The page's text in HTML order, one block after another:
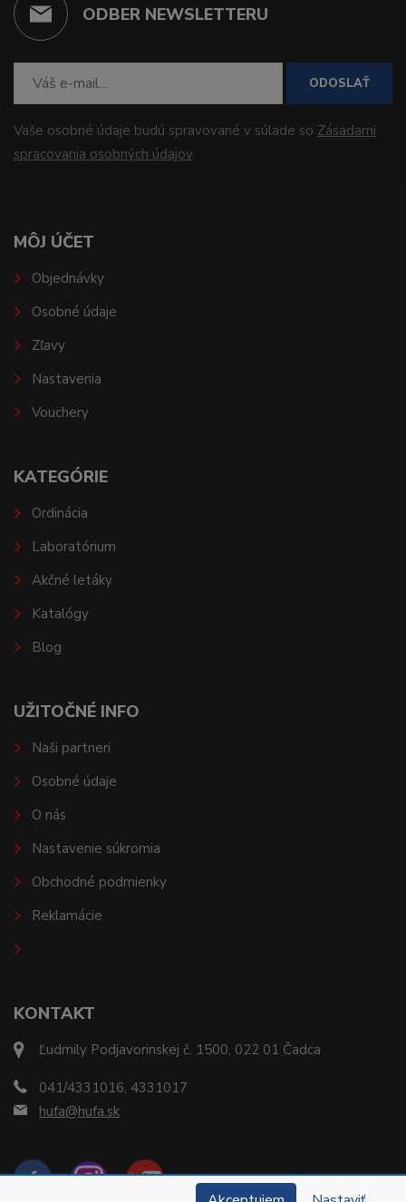
ODBER NEWSLETTERU
ODOSLAŤ
Vaše osobné údaje budú spravované v súlade so Zásadami
spracovania osobných údajov.
KONTAKT
Ľudmily Podjavorinskej č. 1500, 022 01 Čadca
041/4331016, 4331017
hufa@hufa.sk
MÔJ ÚČET
Objednávky
Osobné údaje
Zľavy
Nastavenia
Vouchery
KATEGÓRIE
Ordinácia
Laboratórium
Akčné letáky
Katalógy
Blog
UŽITOČNÉ INFO
Naši partneri
Osobné údaje
O nás
Nastavenie súkromia
Obchodné podmienky
Reklamácie